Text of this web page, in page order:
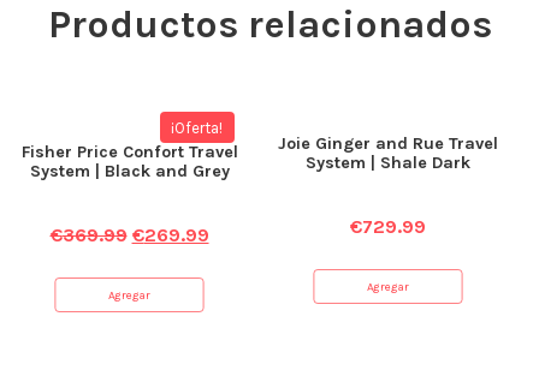
Productos relacionados
¡Oferta!
Fisher Price Confort Travel
System | Black and Grey
€369.99 €269.99
Agregar
Joie Ginger and Rue Travel
System | Shale Dark
€729.99
Agregar